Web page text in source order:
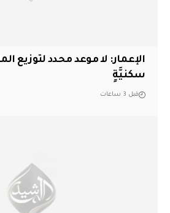
الإعمار: لا موعد محدد لتوزيع
سكنيَّةٍ
قبل 3 ساعات